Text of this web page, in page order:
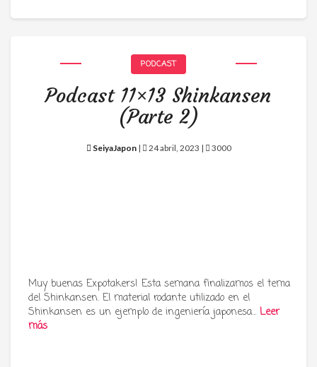
PODCAST
Podcast 11×13 Shinkansen
(Parte 2)
SeiyaJapon| 24 abril, 2023 | 3000
Muy buenas Expotakers! Esta semana finalizamos el tema
del Shinkansen. El material rodante utilizado en el
Shinkansen es un ejemplo de ingeniería japonesa… Leer
más